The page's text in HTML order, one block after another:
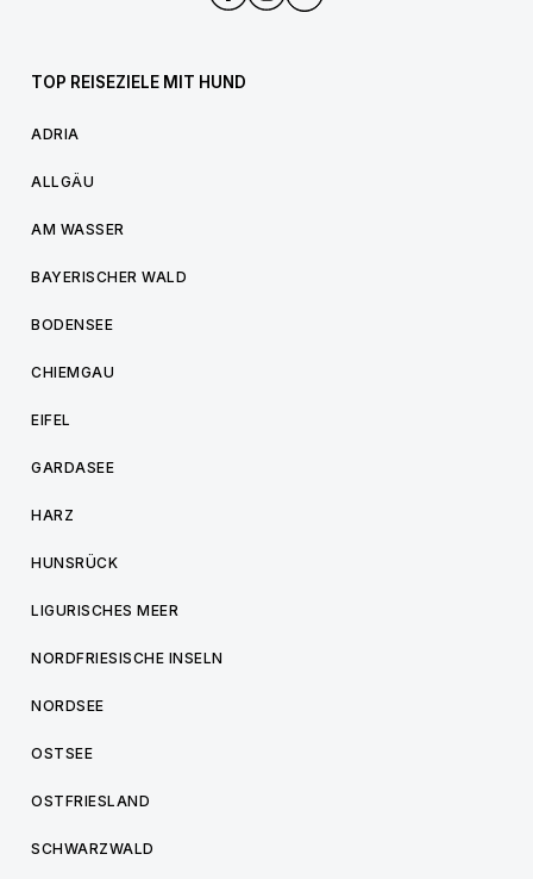
TOP REISEZIELE MIT HUND
ADRIA
ALLGÄU
AM WASSER
BAYERISCHER WALD
BODENSEE
CHIEMGAU
EIFEL
GARDASEE
HARZ
HUNSRÜCK
LIGURISCHES MEER
NORDFRIESISCHE INSELN
NORDSEE
OSTSEE
OSTFRIESLAND
SCHWARZWALD